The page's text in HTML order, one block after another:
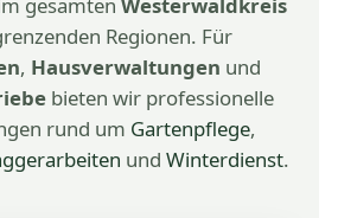
Regionen. Für
, Hausverwaltungen und
bieten wir professionelle
rund um Gartenpflege,
und Winterdienst.